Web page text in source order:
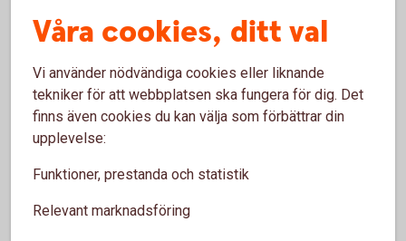
Det är svårt att tänka på allt när man köper ett hus. Därför
kan det vara bra att även ha en buffert för oförutsedda
utgifter.
Boka en kostnadsfri
värdering!
Våra cookies, ditt val
Vi använder nödvändiga cookies eller liknande
tekniker för att webbplatsen ska fungera för dig. Det
finns även cookies du kan välja som förbättrar din
upplevelse:
Funktioner, prestanda och statistik
Relevant marknadsföring